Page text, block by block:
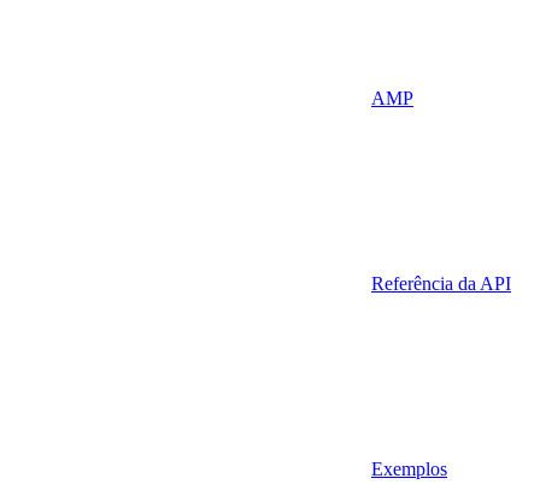
AMP
Referência da API
Exemplos